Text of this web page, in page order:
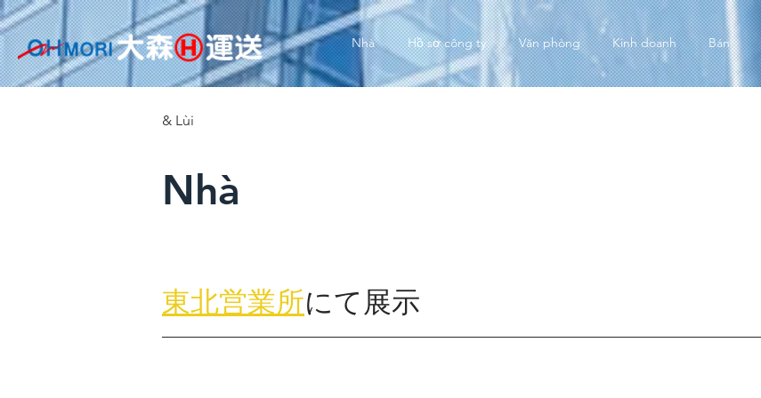
Nhà Hồ sơ công ty Văn phòng Kinh doanh Bán
& Lùi
Nhà
東北営業所にて展示